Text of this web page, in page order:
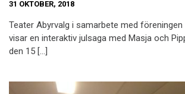
31 OKTOBER, 2018
Teater Abyrvalg i samarbete med föreningen
visar en interaktiv julsaga med Masja och
den 15 […]